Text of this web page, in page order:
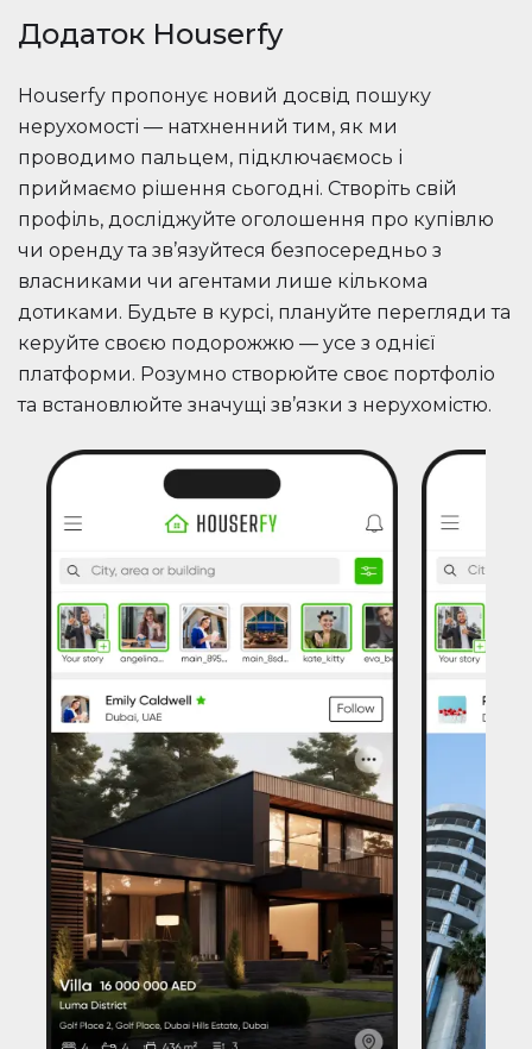
Додаток Houserfy
Houserfy пропонує новий досвід пошуку
нерухомості — натхненний тим, як ми
проводимо пальцем, підключаємось і
приймаємо рішення сьогодні. Створіть свій
профіль, досліджуйте оголошення про купівлю
чи оренду та зв’язуйтеся безпосередньо з
власниками чи агентами лише кількома
дотиками. Будьте в курсі, плануйте перегляди та
керуйте своєю подорожжю — усе з однієї
платформи. Розумно створюйте своє портфоліо
та встановлюйте значущі зв’язки з нерухомістю.